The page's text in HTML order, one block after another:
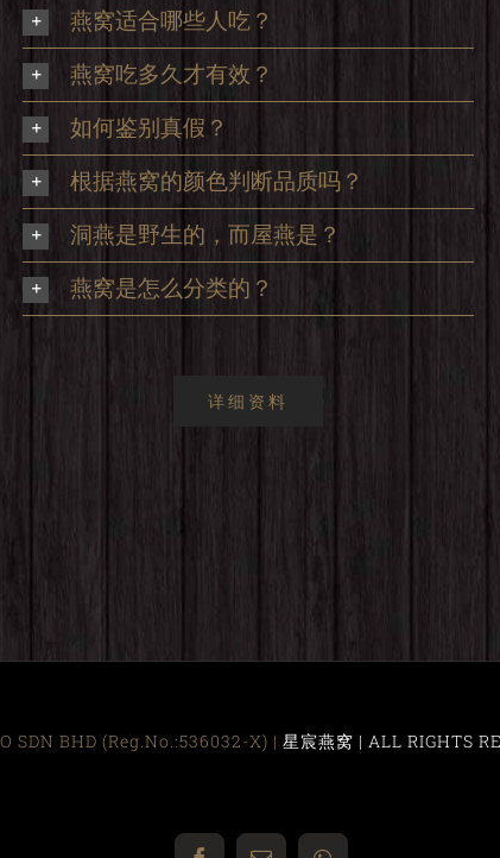
燕窝适合哪些人吃？
燕窝吃多久才有效？
如何鉴别真假？
根据燕窝的颜色判断品质吗？
洞燕是野生的，而屋燕是？
燕窝是怎么分类的？
详细资料
SDN BHD (Reg.No.:536032-X) | 星宸燕窝 | ALL RIGHTS